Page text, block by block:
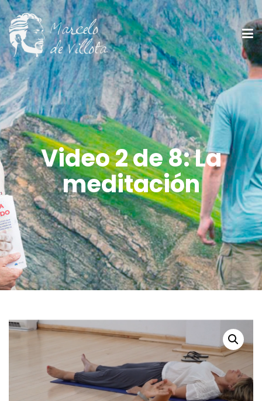
Video 2 de 8: La
meditación